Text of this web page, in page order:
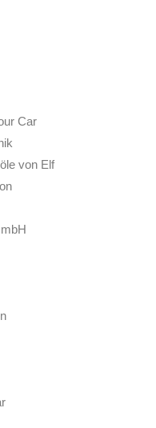
Car
von Elf